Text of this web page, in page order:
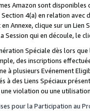
Amazon sont disponibles
4(a) en relation avec
Annexe, clique sur un
Session qui en découle, le
Spéciale dès lors
des inscriptions
à plusieurs Evénement
à des Liens Spéciaux
violation ou une
pour la Participation au